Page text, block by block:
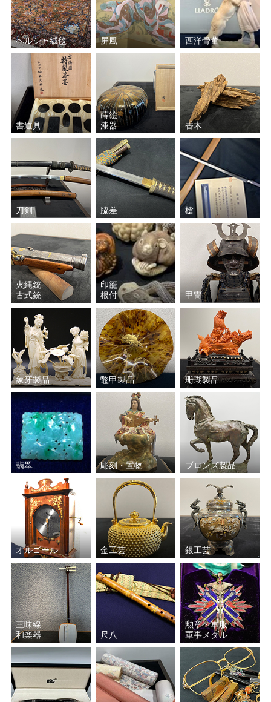
ペルシャ絨毯 屏風 西洋骨董
書道具
蒔絵
漆器
香木
刀剣 脇差 槍
火縄銃
古式銃
印籠
根付
甲冑
象牙製品 鼈甲製品 珊瑚製品
翡翠 彫刻・置物 ブロンズ製品
オルゴール 金工芸 銀工芸
三味線
和楽器
尺八
勲章・軍服
軍事メダル